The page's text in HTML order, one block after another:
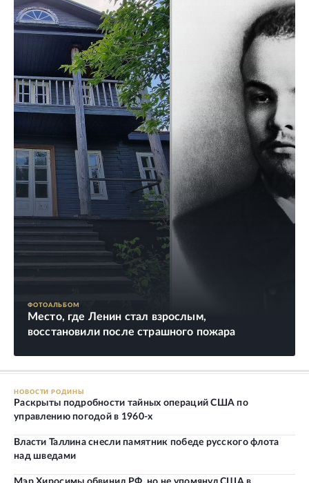
ФОТОАЛЬБОМ
Место, где Ленин стал взрослым,
восстановили после страшного пожара
НОВОСТИ РОДИНЫ
Раскрыты подробности тайных операций США по
управлению погодой в 1960-х
Власти Таллина снесли памятник победе русского флота
над шведами